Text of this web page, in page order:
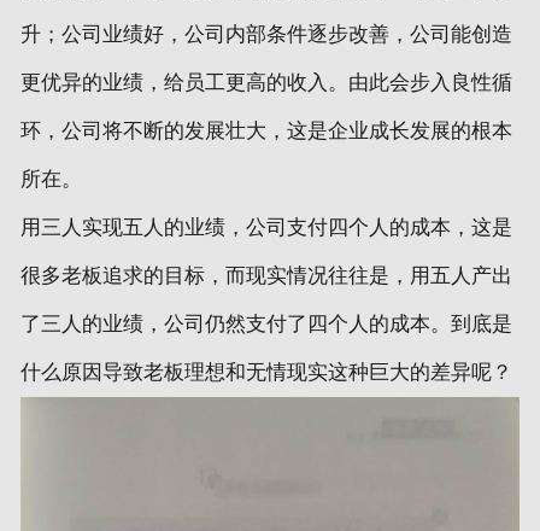
升；公司业绩好，公司内部条件逐步改善，公司能创造
更优异的业绩，给员工更高的收入。由此会步入良性循
环，公司将不断的发展壮大，这是企业成长发展的根本
所在。
用三人实现五人的业绩，公司支付四个人的成本，这是
很多老板追求的目标，而现实情况往往是，用五人产出
了三人的业绩，公司仍然支付了四个人的成本。到底是
什么原因导致老板理想和无情现实这种巨大的差异呢？